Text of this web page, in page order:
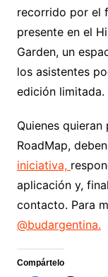
recorrido por el
presente en el
Garden, un
los asistentes
edición limitada.
Quienes
RoadMap,
iniciativa,
aplicación y,
contacto. Para
@budargentina.
Compártelo